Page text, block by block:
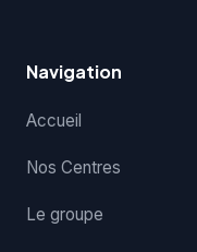
Navigation
Accueil
Nos Centres
Le groupe